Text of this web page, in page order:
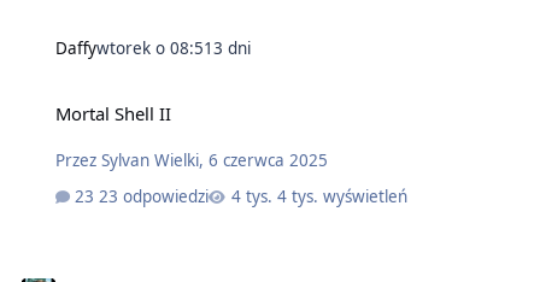
Daffywtorek o 08:513 dni
Mortal Shell II
Przez Sylvan Wielki, 6 czerwca 2025
23 odpowiedzi
4 tys. wyświetleń